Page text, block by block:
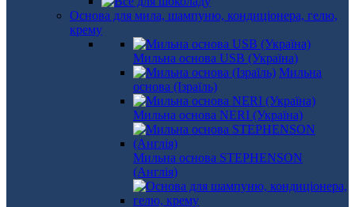
Основа для мила, шампуню, кондиціонера, гелю,
крему
Мильна основа USB (Україна)
Мильна
основа (Ізраїль)
Мильна основа NERI (Україна)
Мильна основа STEPHENSON
(Англія)